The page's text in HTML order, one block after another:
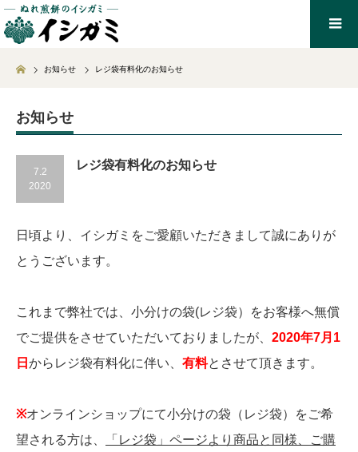
Home
お知らせ レジ袋有料化のお知らせ
お知らせ
7.2
2020
レジ袋有料化のお知らせ
日頃より、イシガミをご愛顧いただきまして誠にありが
とうございます。
これまで弊社では、小分けの袋(レジ袋）をお客様へ無償
でご提供をさせていただいておりましたが、 2020年7月1
日 からレジ袋有料化に伴い、 有料とさせて頂きます。
※オンラインショップにて小分けの袋（レジ袋）をご希
望される方は、
「レジ袋」ページより商品と同様、ご購